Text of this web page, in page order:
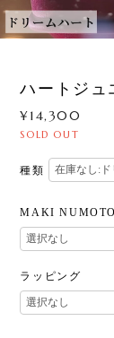
ハートジ
¥14,300
SOLD OUT
種類
MAKI
ラッピング